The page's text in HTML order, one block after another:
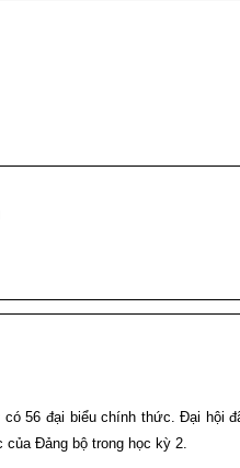
56 đại biểu chính thức. Đại hội
của Đảng bộ trong học kỳ 2.